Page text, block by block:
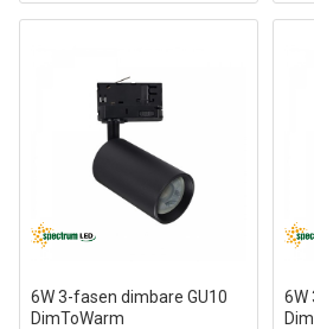
6W 3-fasen dimbare GU10
DimToWarm
6W